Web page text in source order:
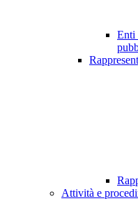
Enti
Attività e